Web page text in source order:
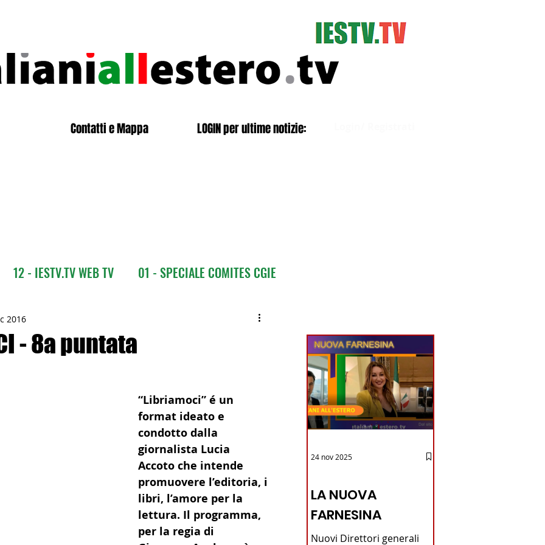
Contatti e Mappa LOGIN per ultime notizie:
12 - IESTV.TV WEB TV 01 - SPECIALE COMITES CGIE
03 bis - Giro del Mondo
07 - ITALIANI ALL'ESTERO Australia
09 - ITALIANI ALL'ESTERO Nord Amer
13 - ISTITUZIONI
- 8a puntata
2016
“Libriamoci” é un
format ideato e
condotto dalla
giornalista Lucia
Accoto che intende
promuovere l’editoria, i
libri, l’amore per la
lettura. Il programma,
per la regia di
LA NUOVA
FARNESINA
Nuovi Direttori generali
24 nov 2025